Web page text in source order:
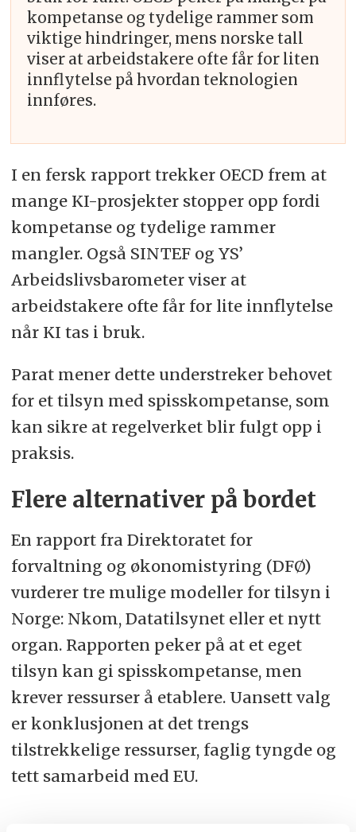
kompetanse og tydelige rammer som
viktige hindringer, mens norske tall
viser at arbeidstakere ofte får for liten
innflytelse på hvordan teknologien
innføres.
I en fersk rapport trekker OECD frem at
mange KI-prosjekter stopper opp fordi
kompetanse og tydelige rammer
mangler. Også SINTEF og YS’
Arbeidslivsbarometer viser at
arbeidstakere ofte får for lite innflytelse
når KI tas i bruk.
Parat mener dette understreker behovet
for et tilsyn med spisskompetanse, som
kan sikre at regelverket blir fulgt opp i
praksis.
Flere alternativer på bordet
En rapport fra Direktoratet for
forvaltning og økonomistyring (DFØ)
vurderer tre mulige modeller for tilsyn i
Norge: Nkom, Datatilsynet eller et nytt
organ. Rapporten peker på at et eget
tilsyn kan gi spisskompetanse, men
krever ressurser å etablere. Uansett valg
er konklusjonen at det trengs
tilstrekkelige ressurser, faglig tyngde og
tett samarbeid med EU.